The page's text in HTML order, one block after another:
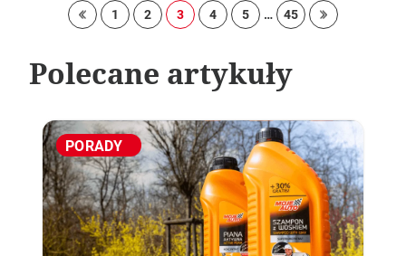
strona 1 2 3 4 5 … 45
Następna strona »
Polecane artykuły
PORADY